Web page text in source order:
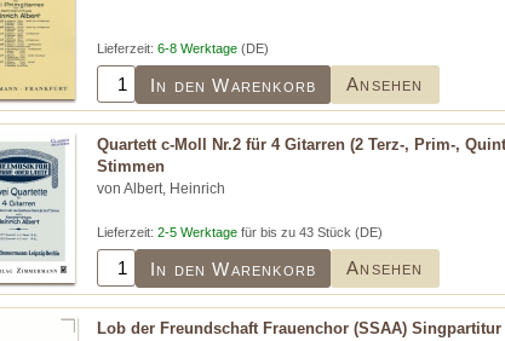
Lieferzeit: 6-8 Werktage (DE)
In den Warenkorb Ansehen
Quartett c-Moll Nr.2 für 4 Gitarren (2 Terz-, Prim-,
Stimmen
von Albert, Heinrich
Lieferzeit: 2-5 Werktage für bis zu 43 Stück (DE)
In den Warenkorb Ansehen
Lob der Freundschaft Frauenchor (SSAA) Singpartitur